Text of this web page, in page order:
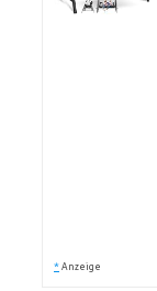
* Anzeige